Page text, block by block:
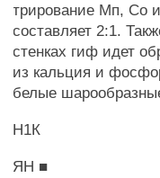
трирование Мп, Со
составляет 2:1.
стенках гиф идет
из кальция и
белые
Н1К
ЯН ■